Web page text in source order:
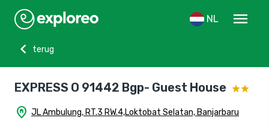
NL
menu
chevron_left
terug
EXPRESS O 91442 Bgp- Guest House
home_pin JL Ambulung, RT.3 RW.4,Loktobat Selatan, Banjarbaru